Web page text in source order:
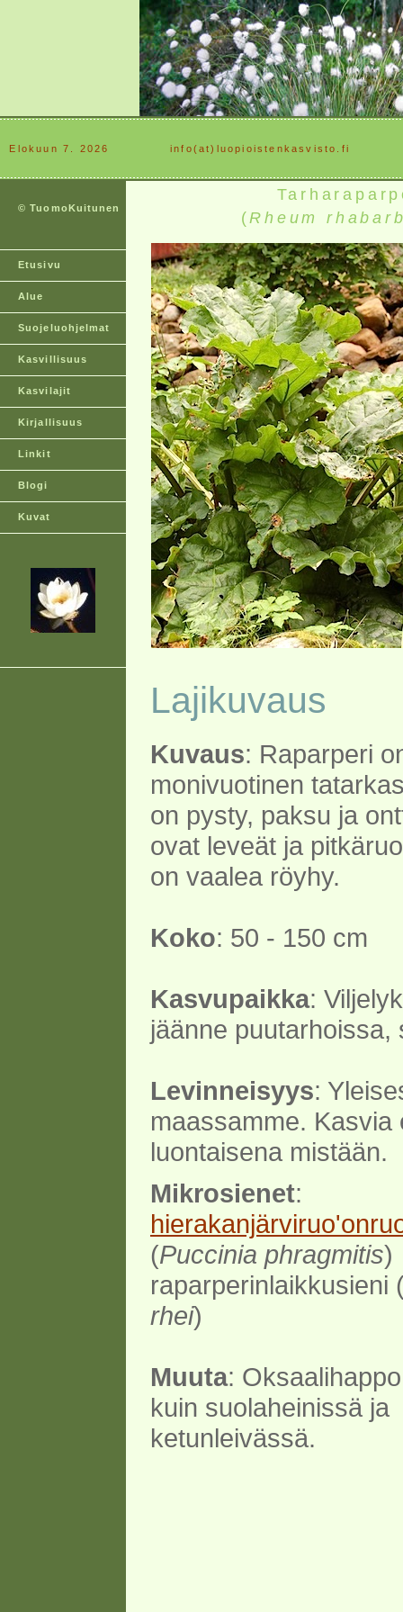
Elokuun 7. 2026 ............info(at)luopioistenkasvisto.fi
© TuomoKuitunen
Etusivu
Alue
Suojeluohjelmat
Kasvillisuus
Kasvilajit
Kirjallisuus
Linkit
Blogi
Kuvat
(Rheum
Lajikuvaus
Kuvaus: Raparperi
monivuotinen
on pysty, paksu ja
ovat leveät ja
on vaalea röyhy.
Koko: 50 - 150 cm
Kasvupaikka:
jäänne puutarhoissa,
Levinneisyys:
maassamme. Kasvia
luontaisena mistään.
Mikrosienet:
(Puccinia phragmitis)
raparperinlaikkusieni
rhei)
Muuta:
kuin suolaheinissä ja
ketunleivässä.